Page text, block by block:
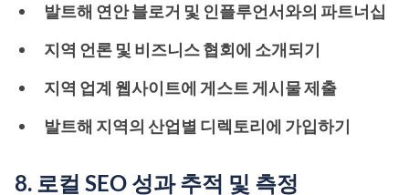
발트해 연안 블로거 및 인플루언서와의 파트너십
지역 언론 및 비즈니스 협회에 소개되기
지역 업계 웹사이트에 게스트 게시물 제출
발트해 지역의 산업별 디렉토리에 가입하기
8. 로컬 SEO 성과 추적 및 측정